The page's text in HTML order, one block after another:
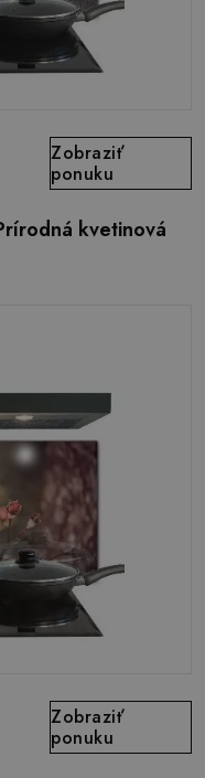
Zobraziť
ponuku
kvetinová
Zobraziť
ponuku